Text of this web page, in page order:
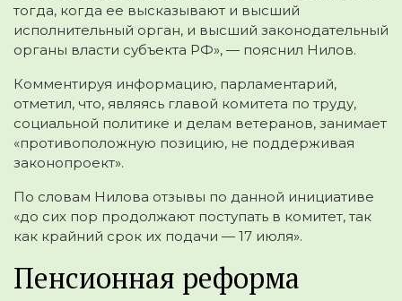
тогда, когда ее высказывают и высший
исполнительный орган, и высший законодательный
органы власти субъекта РФ», — пояснил Нилов.
Комментируя информацию, парламентарий,
отметил, что, являясь главой комитета по труду,
социальной политике и делам ветеранов, занимает
«противоположную позицию, не поддерживая
законопроект».
По словам Нилова отзывы по данной инициативе
«до сих пор продолжают поступать в комитет, так
как крайний срок их подачи — 17 июля».
Пенсионная реформа